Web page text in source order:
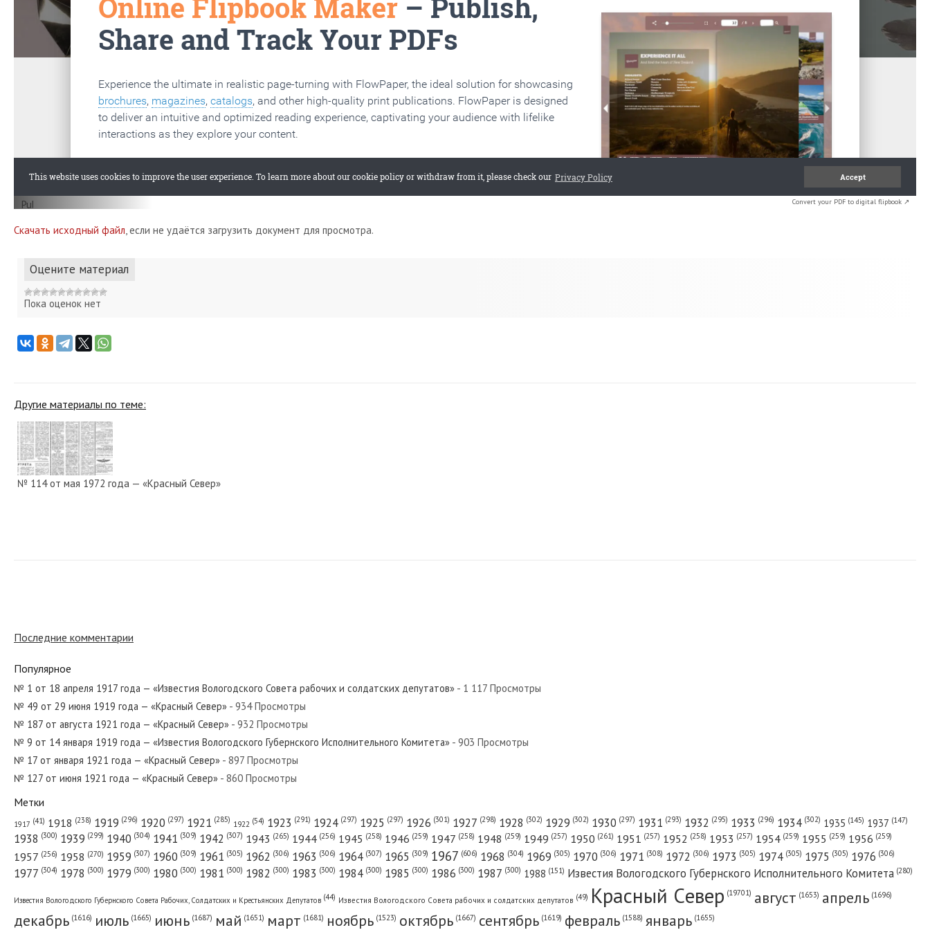
Convert your PDF to digital flipbook ↗
Скачать исходный файл, если не удаётся загрузить документ для просмотра.
Оцените материал
Пока оценок нет
Другие материалы по теме:
№ 114 от мая 1972 года — «Красный Север»
№ 68 от марта 1928 года — «Красный Север»
№ 75 от марта 1970 года — «Красный Север»
№ 229 от сентября 1976 года — «Красный Север»
Последние комментарии
Популярное
№ 1 от 18 апреля 1917 года — «Известия Вологодского Совета рабочих и солдатских депутатов» - 1 117 Просмотры
№ 49 от 29 июня 1919 года — «Красный Север» - 934 Просмотры
№ 187 от августа 1921 года — «Красный Север» - 932 Просмотры
№ 9 от 14 января 1919 года — «Известия Вологодского Губернского Исполнительного Комитета» - 903 Просмотры
№ 17 от января 1921 года — «Красный Север» - 897 Просмотры
№ 127 от июня 1921 года — «Красный Север» - 860 Просмотры
Метки
1917 (41) 1918 (238) 1919 (296) 1920 (297) 1921 (285) 1922 (54) 1923 (291) 1924 (297) 1925 (297) 1926 (301) 1927 (298) 1928 (302) 1929 (302) 1930 (297) 1931 (293) 1932 (295) 1933 (296) 1934 (302) 1935 (145) 1937 (147)
1938 (300) 1939 (299) 1940 (304) 1941 (309) 1942 (307) 1943 (265) 1944 (256) 1945 (258) 1946 (259) 1947 (258) 1948 (259) 1949 (257) 1950 (261) 1951 (257) 1952 (258) 1953 (257) 1954 (259) 1955 (259) 1956 (259)
1957 (256) 1958 (270) 1959 (307) 1960 (309) 1961 (305) 1962 (306) 1963 (306) 1964 (307) 1965 (309) 1967 (606) 1968 (304) 1969 (305) 1970 (306) 1971 (308) 1972 (306) 1973 (305) 1974 (305) 1975 (305) 1976 (306)
1977 (304) 1978 (300) 1979 (300) 1980 (300) 1981 (300) 1982 (300) 1983 (300) 1984 (300) 1985 (300) 1986 (300) 1987 (300) 1988 (151) Известия Вологодского Губернского Исполнительного Комитета (280)
Известия Вологодского Губернского Совета Рабочих, Солдатских и Крестьянских Депутатов (44) Известия Вологодского Совета рабочих и солдатских депутатов (49) Красный Cевер (19701) август (1653) апрель (1696)
декабрь (1616) июль (1665) июнь (1687) май (1651) март (1681) ноябрь (1523) октябрь (1667) сентябрь (1619) февраль (1588) январь (1655)